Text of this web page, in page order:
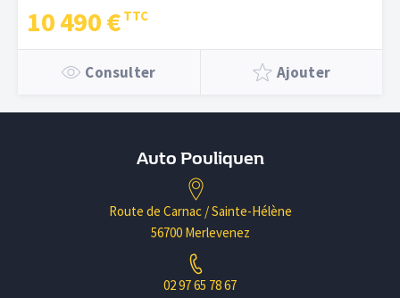
10 490 €
Consulter Ajouter
Auto Pouliquen
Route de Carnac / Sainte-Hélène
56700 Merlevenez
02 97 65 78 67